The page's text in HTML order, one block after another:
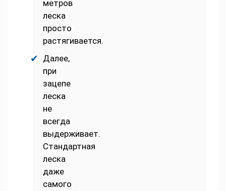
метров
леска
просто
растягивается.
Далее,
при
зацепе
леска
не
всегда
выдерживает.
Стандартная
леска
даже
самого